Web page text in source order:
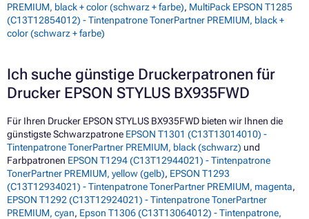
PREMIUM, black + color (schwarz + farbe), MultiPack EPSON T1285
(C13T12854012) - Tintenpatrone TonerPartner PREMIUM, black +
color (schwarz + farbe)
Ich suche günstige Druckerpatronen für
Drucker EPSON STYLUS BX935FWD
Für Ihren Drucker EPSON STYLUS BX935FWD bieten wir Ihnen die
günstigste Schwarzpatrone EPSON T1301 (C13T13014010) -
Tintenpatrone TonerPartner PREMIUM, black (schwarz) und
Farbpatronen EPSON T1294 (C13T12944021) - Tintenpatrone
TonerPartner PREMIUM, yellow (gelb), EPSON T1293
(C13T12934021) - Tintenpatrone TonerPartner PREMIUM, magenta,
EPSON T1292 (C13T12924021) - Tintenpatrone TonerPartner
PREMIUM, cyan, Epson T1306 (C13T13064012) - Tintenpatrone,